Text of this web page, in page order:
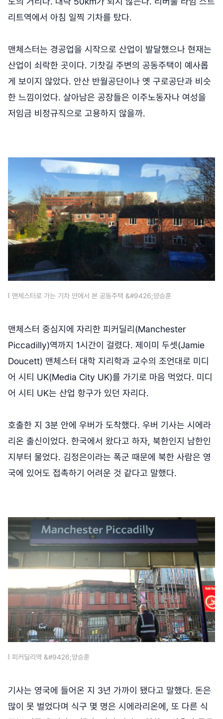
리트역에서 아침 일찍 기차를 탔다.
맨체스터는 경공업을 시작으로 산업이 발달했으나 현재는
산업이 쇠락한 곳이다. 기찻길 주변의 공동주택이 예사롭
게 보이지 않았다. 안산 반월공단이나 옛 구로공단과 비슷
한 느낌이었다. 살아남은 공장들은 이주노동자나 여성을
저임금 비정규직으로 고용하지 않을까.
맨체스터로 가는 기차 안에서 본 공동주택 &#9426;양승훈
맨체스터 중심지에 자리한 피커딜리(Manchester
Piccadilly)역까지 1시간이 걸렸다. 제이미 두셋(Jamie
Doucett) 맨체스터 대학 지리학과 교수의 조언대로 미디
어 시티 UK(Media City UK)를 가기로 마음 먹었다. 미디
어 시티 UK는 산업 항구가 있던 자리다.
호출한 지 3분 안에 우버가 도착했다. 우버 기사는 시에라
리온 출신이었다. 한국에서 왔다고 하자, 북한인지 남한인
지부터 물었다. 김정은이라는 폭군 때문에 북한 사람은 영
국에 있어도 접촉하기 어려운 것 같다고 말했다.
피커딜리역 &#9426;양승훈
기사는 영국에 들어온 지 3년 가까이 됐다고 말했다. 돈은
많이 못 벌었다며 식구 몇 명은 시에라리온에, 또 다른 식